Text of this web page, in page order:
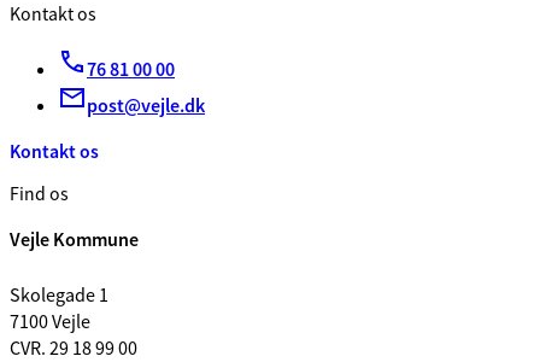
Kontakt os
76 81 00 00
post@vejle.dk
Kontakt os
Find os
Vejle Kommune
Skolegade 1
7100 Vejle
CVR. 29 18 99 00